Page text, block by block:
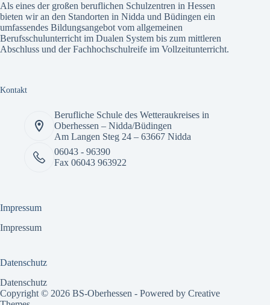
Als eines der großen beruflichen Schulzentren in Hessen
bieten wir an den Standorten in Nidda und Büdingen ein
umfassendes Bildungsangebotvom allgemeinen
Berufsschulunterricht im Dualen System bis zum mittleren
Abschluss und der Fachhochschulreife im Vollzeitunterricht.
Kontakt
Berufliche Schule des Wetteraukreises in
Oberhessen – Nidda/Büdingen
Am Langen Steg 24 – 63667 Nidda
06043 - 96390
Fax 06043 963922
Impressum
Impressum
Datenschutz
Datenschutz
Copyright © 2026 BS-Oberhessen - Powered by Creative